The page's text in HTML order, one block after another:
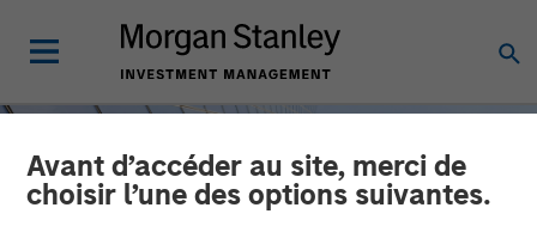
Avant d’accéder au site, merci de
choisir l’une des options suivantes.